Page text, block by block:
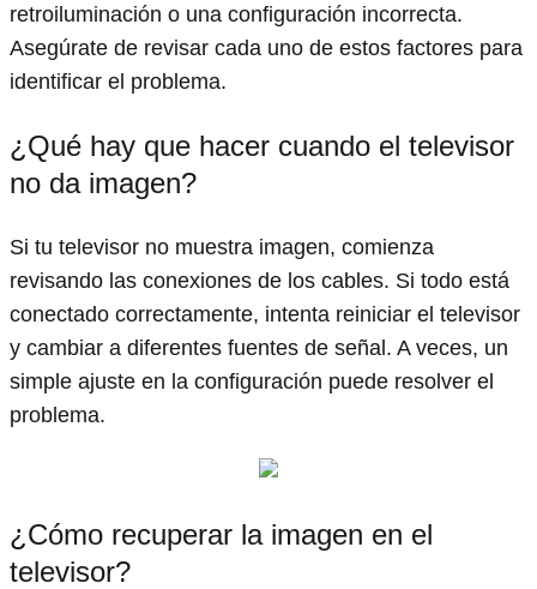
retroiluminación o una configuración incorrecta.
Asegúrate de revisar cada uno de estos factores para
identificar el problema.
¿Qué hay que hacer cuando el televisor
no da imagen?
Si tu televisor no muestra imagen, comienza
revisando las conexiones de los cables. Si todo está
conectado correctamente, intenta reiniciar el televisor
y cambiar a diferentes fuentes de señal. A veces, un
simple ajuste en la configuración puede resolver el
problema.
¿Cómo recuperar la imagen en el
televisor?